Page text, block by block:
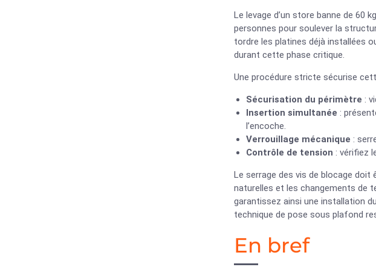
Le levage d’un store banne de 60
personnes pour soulever la
tordre les platines déjà installées
durant cette phase critique.
Une procédure stricte sécurise
Sécurisation du périmètre :
Insertion simultanée :
l’encoche.
Verrouillage mécanique :
Contrôle de tension : vérifiez
Le serrage des vis de blocage doit
naturelles et les changements de
garantissez ainsi une installation
technique de pose sous plafond
En bref